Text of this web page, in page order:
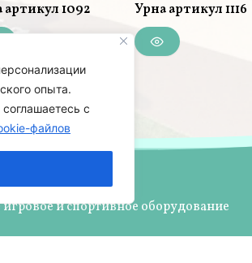
опыта.
с
файлов
артикул 1092 Урна артикул 1116
и спортивное оборудование